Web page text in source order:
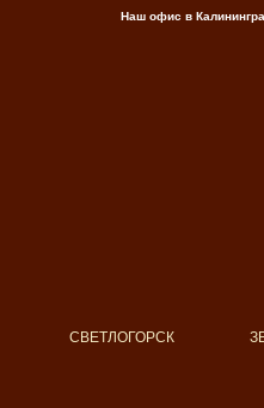
Наш офис в
СВЕТЛОГОРСК